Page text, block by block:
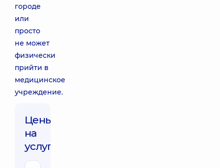
городе
или
просто
не может
физически
прийти в
медицинское
учреждение.
Цены
на
услуги: